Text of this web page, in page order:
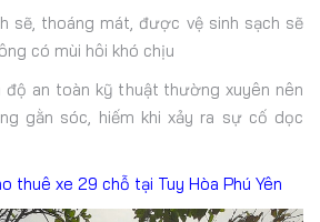
sẽ, thoáng mát, được vệ sinh sạch sẽ
có mùi hôi khó chịu
an toàn kỹ thuật thường xuyên nên
gằn sóc, hiếm khi xảy ra sự cố dọc
thuê xe 29 chỗ tại Tuy Hòa Phú Yên